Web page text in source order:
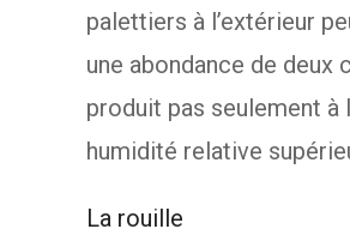
palettiers à l’extérieur
une abondance de deux
produit pas seulement à
humidité relative
La rouille